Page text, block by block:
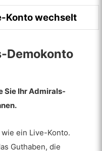
Konto wechselt
Demokonto
Sie Ihr Admirals-
ein Live-Konto.
Guthaben, die